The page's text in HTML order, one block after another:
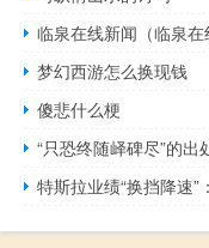
临泉在线新闻（临泉在
梦幻西游怎么换现钱
傻悲什么梗
“只恐终随峄碑尽”的出
特斯拉业绩“换挡降速